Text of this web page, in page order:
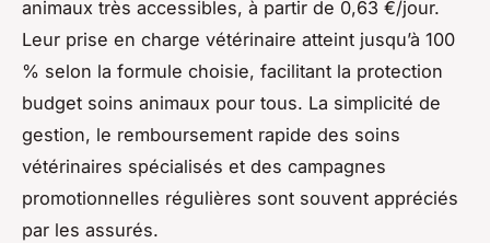
animaux très accessibles, à partir de 0,63 €/jour.
Leur prise en charge vétérinaire atteint jusqu’à 100
% selon la formule choisie, facilitant la protection
budget soins animaux pour tous. La simplicité de
gestion, le remboursement rapide des soins
vétérinaires spécialisés et des campagnes
promotionnelles régulières sont souvent appréciés
par les assurés.